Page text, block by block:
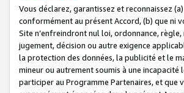
Vous déclarez, garantissez et reconnaissez
conformément au présent Accord, (b) que ni
Site n’enfreindront nul loi, ordonnance,
jugement, décision ou autre exigence
la protection des données, la publicité et le
mineur ou autrement soumis à une
participer au Programme Partenaires, et que